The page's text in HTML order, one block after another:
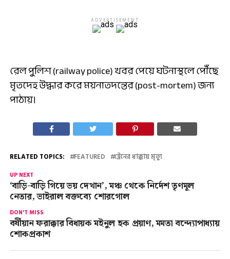
ADVERTISEMENT
রেল পুলিশ (railway police) খবর পেয়ে ঘটনাস্থলে পৌঁছে
মৃতদেহ উদ্ধার করে ময়নাতদন্তের (post-mortem) জন্য
পাঠায়।
RELATED TOPICS: FEATURED ট্রেনের ধাক্কায় মৃত্যু
UP NEXT
‘বাড়ি-বাড়ি গিয়ে ভয় দেখান’, মঞ্চ থেকে নির্দেশ তৃণমূল
নেতার, ভাইরাল বক্তব্যে শোরগোল
DON'T MISS
বর্ষীয়ান ফরাক্কার বিধায়ক মইনুল হক প্রয়াণ, মমতা বন্দ্যোপাধ্যায়
শোকপ্রকাশ